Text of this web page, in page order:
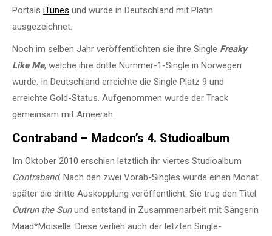
Portals iTunes und wurde in Deutschland mit Platin
ausgezeichnet.
Noch im selben Jahr veröffentlichten sie ihre Single Freaky
Like Me, welche ihre dritte Nummer-1-Single in Norwegen
wurde. In Deutschland erreichte die Single Platz 9 und
erreichte Gold-Status. Aufgenommen wurde der Track
gemeinsam mit Ameerah.
Contraband – Madcon’s 4. Studioalbum
Im Oktober 2010 erschien letztlich ihr viertes Studioalbum
Contraband. Nach den zwei Vorab-Singles wurde einen Monat
später die dritte Auskopplung veröffentlicht. Sie trug den Titel
Outrun the Sunund entstand in Zusammenarbeit mit Sängerin
Maad*Moiselle. Diese verlieh auch der letzten Single-